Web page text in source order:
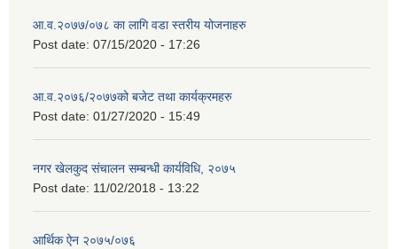
आ.व.२०७७/०७८ का लागि वडा स्तरीय योजनाहरु
Post date: 07/15/2020 - 17:26
आ.व.२०७६/२०७७को बजेट तथा कार्यक्रमहरु
Post date: 01/27/2020 - 15:49
नगर खेलकुद संचालन सम्बन्धी कार्यविधि, २०७५
Post date: 11/02/2018 - 13:22
आर्थिक ऐन २०७५/०७६